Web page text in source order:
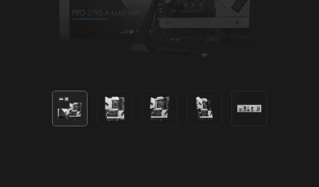
Higher-
Order-
Modulation
Multi-Link-
Operationen